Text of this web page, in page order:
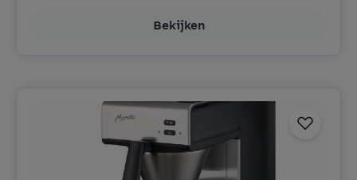
Bekijken